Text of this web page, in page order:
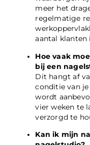
meer het
regelmatige
aantal klanten
Hoe vaak
bij een
Dit hangt af
conditie van
wordt
vier weken te
verzorgd te
Kan ik mijn